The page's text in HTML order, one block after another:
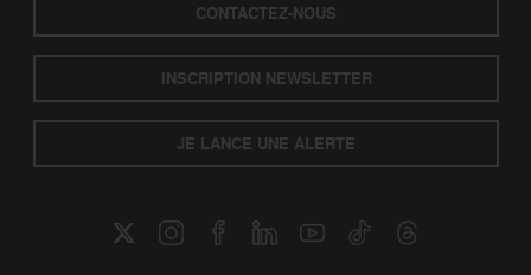
CONTACTEZ-NOUS
INSCRIPTION NEWSLETTER
JE LANCE UNE ALERTE